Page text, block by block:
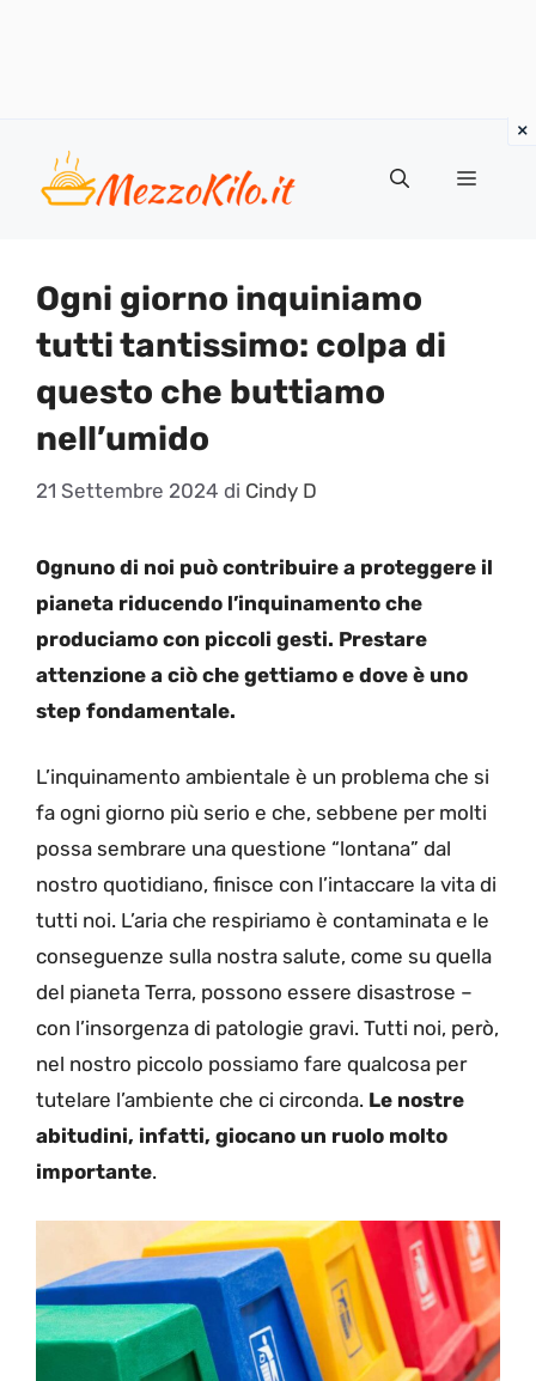
contenuto
Menu
Ogni giorno inquiniamo
tutti tantissimo: colpa di
questo che buttiamo
nell’umido
21 Settembre 2024 di Cindy D
Ognuno di noi può contribuire a proteggere il
pianeta riducendo l’inquinamento che
produciamo con piccoli gesti. Prestare
attenzione a ciò che gettiamo e dove è uno
step fondamentale.
L’inquinamento ambientale è un problema che si
fa ogni giorno più serio e che, sebbene per molti
possa sembrare una questione “lontana” dal
nostro quotidiano, finisce con l’intaccare la vita di
tutti noi. L’aria che respiriamo è contaminata e le
conseguenze sulla nostra salute, come su quella
del pianeta Terra, possono essere disastrose –
con l’insorgenza di patologie gravi. Tutti noi, però,
nel nostro piccolo possiamo fare qualcosa per
tutelare l’ambiente che ci circonda. Le nostre
abitudini, infatti, giocano un ruolo molto
importante.